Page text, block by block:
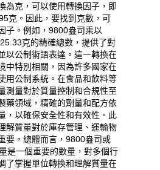
為克，可以使用轉換因子，即
克。因此，要找到克數，可
子。例如，9800盎司乘以
克的精確總數，提供了對
以公制術語表達。這一轉換在
中特別相關，因為許多國家在
用公制系統。在食品和飲料等
測量對於質量控制和合規性至
藥領域，精確的劑量和配方依
，以確保安全性和有效性。此
解質量對於庫存管理、運輸物
要。總體而言，9800盎司或
是一個重要的數量，對多個行
了掌握單位轉換和理解質量在